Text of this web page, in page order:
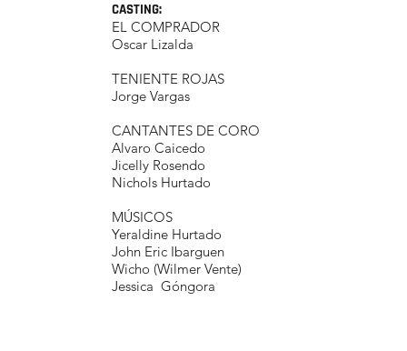
CASTING:
EL COMPRADOR
Oscar Lizalda
TENIENTE ROJAS
Jorge Vargas
CANTANTES DE CORO
Alvaro Caicedo
Jicelly Rosendo
Nichols Hurtado
MÚSICOS
Yeraldine Hurtado
John Eric Ibarguen
Wicho (Wilmer Vente)
Jessica Góngora